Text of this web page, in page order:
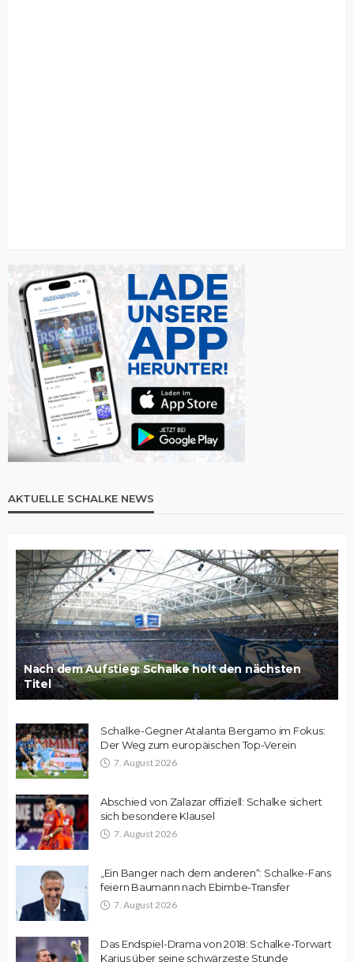
AKTUELLE SCHALKE NEWS
Nach dem Aufstieg: Schalke holt den nächsten
Titel
Schalke-Gegner Atalanta Bergamo im Fokus:
Der Weg zum europäischen Top-Verein
7. August 2026
Abschied von Zalazar offiziell: Schalke sichert
sich besondere Klausel
7. August 2026
„Ein Banger nach dem anderen“: Schalke-Fans
feiern Baumann nach Ebimbe-Transfer
7. August 2026
Das Endspiel-Drama von 2018: Schalke-Torwart
Karius über seine schwärzeste Stunde